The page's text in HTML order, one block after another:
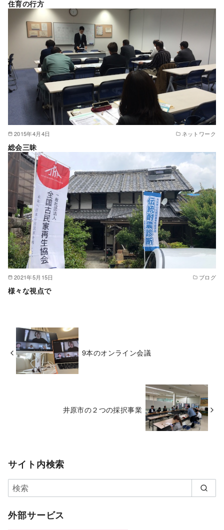
住育の行方
2015年4月4日 ネットワーク
総会三昧
2021年5月15日 ブログ
様々な視点で
9本のオンライン会議
井原市の２つの採択事業
サイト内検索
外部サービス